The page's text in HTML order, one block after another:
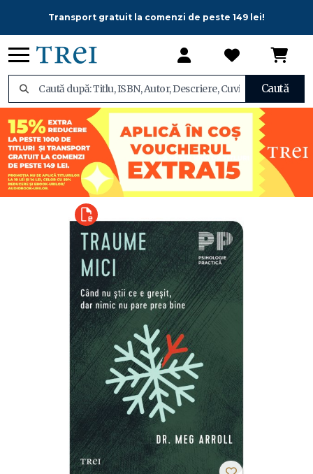
Transport gratuit la comenzi de peste 149 lei!
Caută